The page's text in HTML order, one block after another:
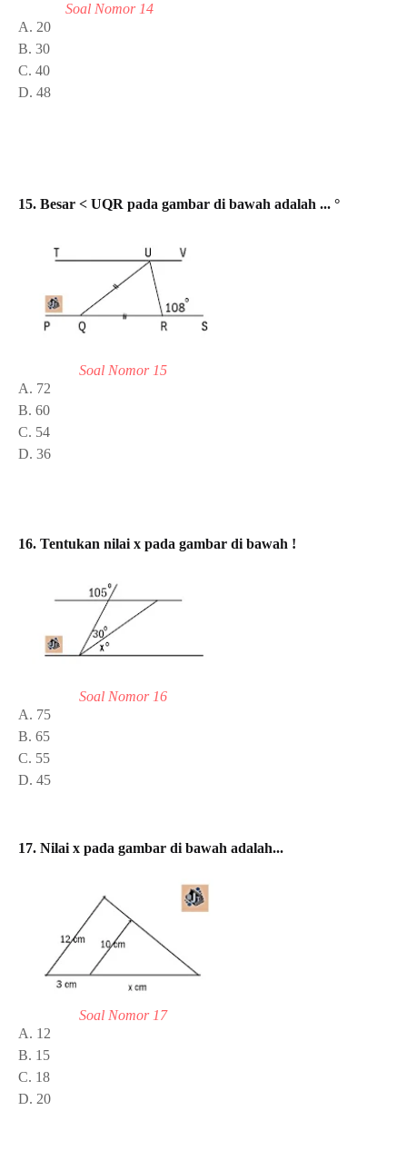
Soal Nomor 14
A. 20
B. 30
C. 40
D. 48
15. Besar < UQR pada gambar di bawah adalah ... °
Soal Nomor 15
A. 72
B. 60
C. 54
D. 36
16. Tentukan nilai x pada gambar di bawah !
Soal Nomor 16
A. 75
B. 65
C. 55
D. 45
17. Nilai x pada gambar di bawah adalah...
Soal Nomor 17
A. 12
B. 15
C. 18
D. 20